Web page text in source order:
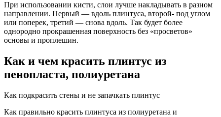
При использовании кисти, слои лучше накладывать в разном
направлении. Первый — вдоль плинтуса, второй- под углом
или поперек, третий — снова вдоль. Так будет более
однородно прокрашенная поверхность без «просветов»
основы и проплешин.
Как и чем красить плинтус из
пенопласта, полиуретана
Как подкрасить стены и не запачкать плинтус
Как правильно красить плинтуса из полиуретана и